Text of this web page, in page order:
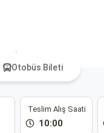
Otobüs Bileti
Teslim Alış Saati
10:00